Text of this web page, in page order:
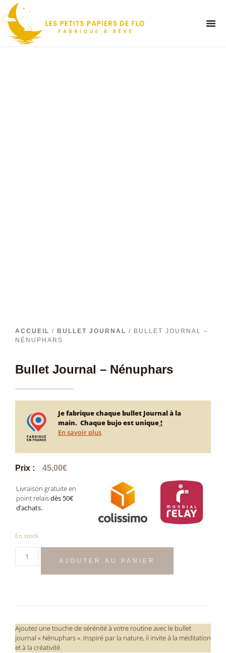
ACCUEIL / BULLET JOURNAL / BULLET JOURNAL –
NÉNUPHARS
Bullet Journal – Nénuphars
Je fabrique chaque bullet Journal à la
main. Chaque bujo est unique!
En savoir plus
Prix : 45,00€
Livraison gratuite en
point relaisdès 50€
d’achats.
En stock
AJOUTER AU PANIER
Ajoutez une touche de sérénité à votre routine avec le bullet
journal « Nénuphars ». Inspiré par la nature, il invite à la méditation
et à la créativité.